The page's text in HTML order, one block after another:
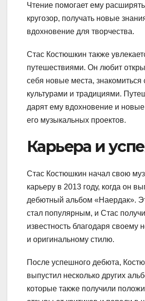
Чтение помогает ему
кругозор, получать новые
вдохновение для творчества.
Стас Костюшкин также
путешествиями. Он любит
себя новые места, знакомиться
культурами и традициями.
дарят ему вдохновение и
его музыкальных проектов.
Карьера и
Стас Костюшкин начал свою
карьеру в 2013 году, когда он
дебютный альбом «Наердак».
стал популярным, и Стас
известность благодаря своему
и оригинальному стилю.
После успешного дебюта,
выпустил несколько других
которые также получили